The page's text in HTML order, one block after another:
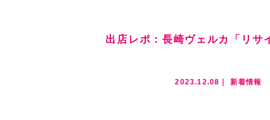
出店レポ：長崎ヴェルカ「リサ
2023.12.08｜ 新着情報